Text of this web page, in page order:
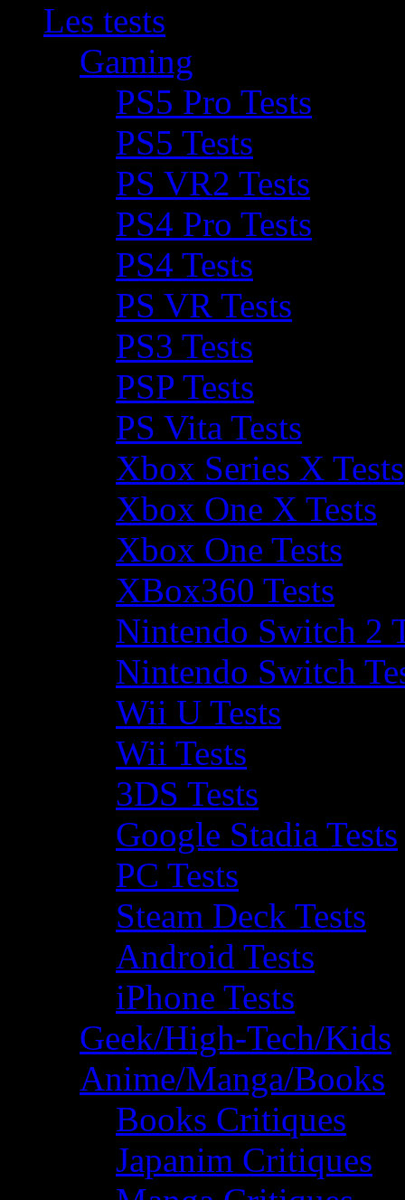
Les tests
Gaming
PS5 Pro Tests
PS5 Tests
PS VR2 Tests
PS4 Pro Tests
PS4 Tests
PS VR Tests
PS3 Tests
PSP Tests
PS Vita Tests
Xbox Series X Tests
Xbox One X Tests
Xbox One Tests
XBox360 Tests
Nintendo Switch 2
Nintendo Switch
Wii U Tests
Wii Tests
3DS Tests
Google Stadia Tests
PC Tests
Steam Deck Tests
Android Tests
iPhone Tests
Geek/High-Tech/Kids
Anime/Manga/Books
Books Critiques
Japanim Critiques